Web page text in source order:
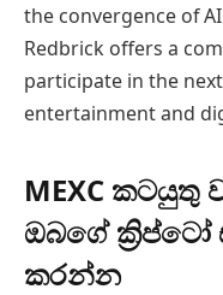
the convergence of
Redbrick offers a
participate in the
entertainment and
MEXC
ඔබගේ ක්‍රිප්ටෝ
කරන්න